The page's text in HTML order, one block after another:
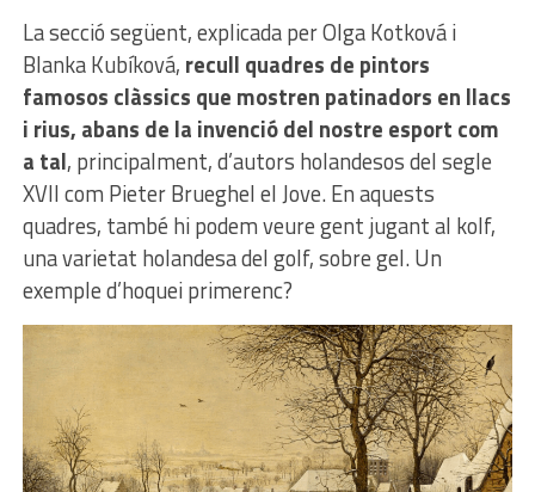
La secció següent, explicada per Olga Kotková i
Blanka Kubíková, recull quadres de pintors
famosos clàssics que mostren patinadors en llacs
i rius, abans de la invenció del nostre esport com
a tal, principalment, d’autors holandesos del segle
XVII com Pieter Brueghel el Jove. En aquests
quadres, també hi podem veure gent jugant al kolf,
una varietat holandesa del golf, sobre gel. Un
exemple d’hoquei primerenc?